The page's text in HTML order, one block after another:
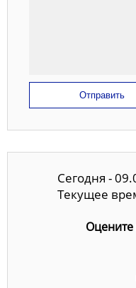
Отправить
Сегодня -
Текущее
Оцените